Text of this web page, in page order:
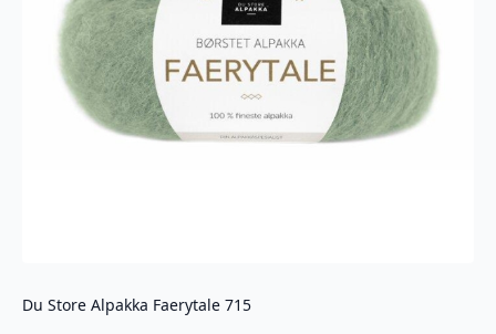
Du Store Alpakka Faerytale 715